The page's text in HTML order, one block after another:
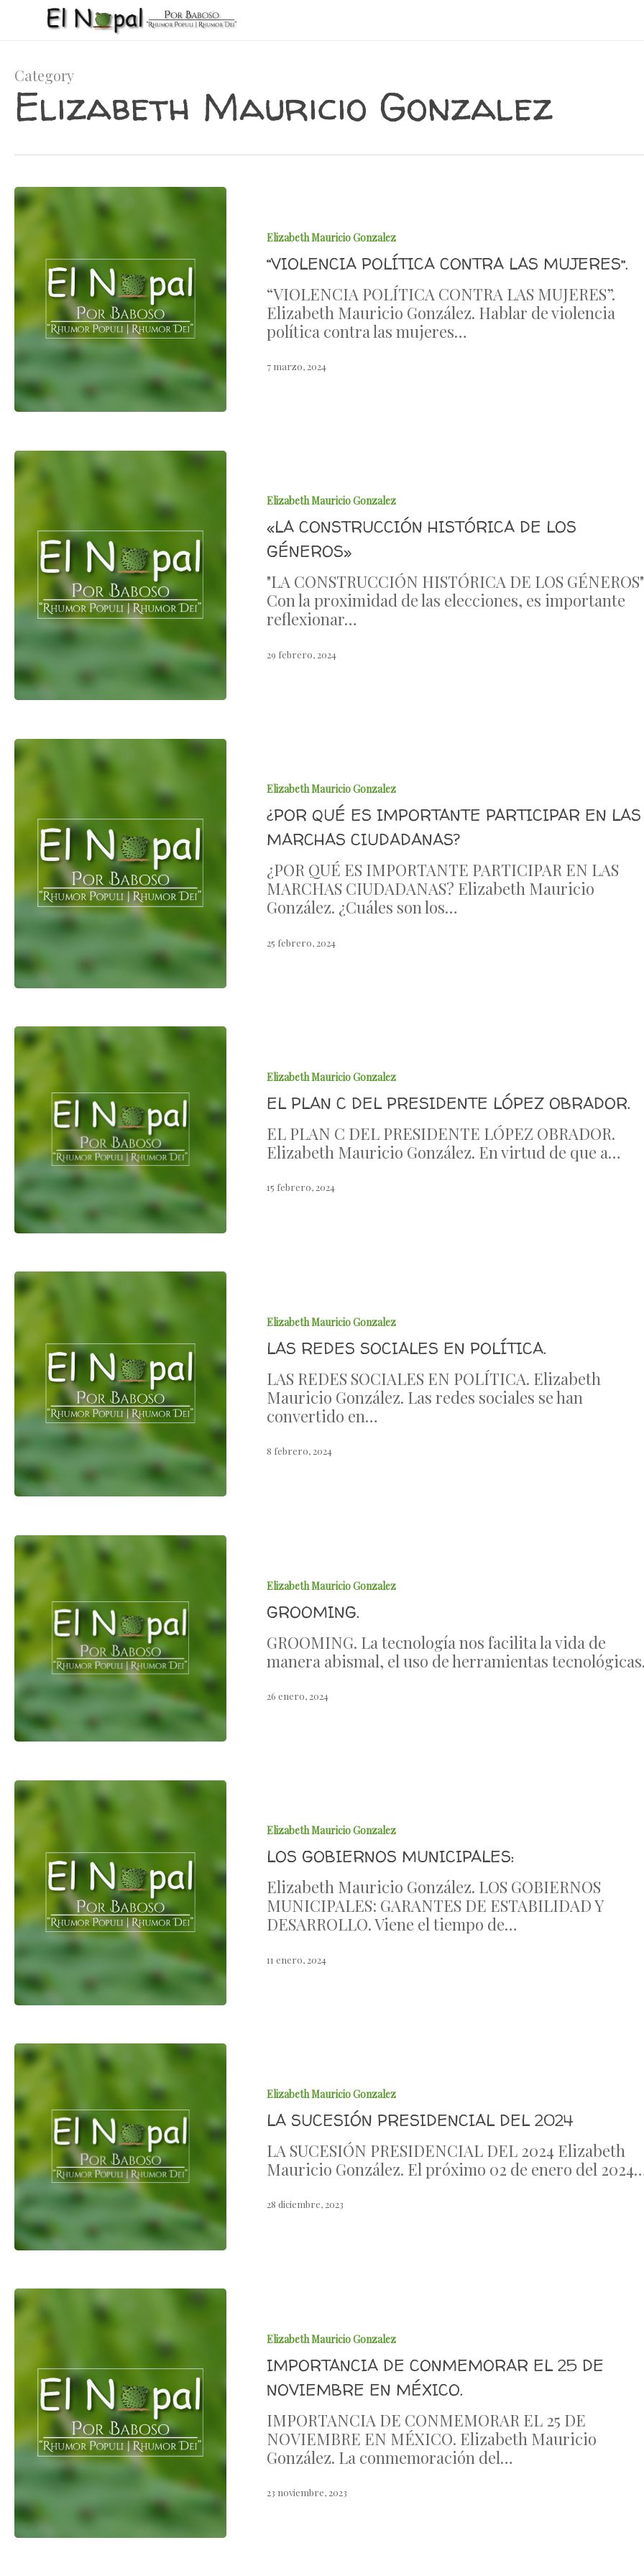
content
Category
Elizabeth Mauricio Gonzalez
Elizabeth Mauricio Gonzalez
“VIOLENCIA POLÍTICA CONTRA LAS MUJERES”.
“VIOLENCIA POLÍTICA CONTRA LAS MUJERES”.
Elizabeth Mauricio González. Hablar de violencia
política contra las mujeres…
7 marzo, 2024
Elizabeth Mauricio Gonzalez
«LA CONSTRUCCIÓN HISTÓRICA DE LOS
GÉNEROS»
"LA CONSTRUCCIÓN HISTÓRICA DE LOS GÉNEROS"
Con la proximidad de las elecciones, es importante
reflexionar…
29 febrero, 2024
Elizabeth Mauricio Gonzalez
¿POR QUÉ ES IMPORTANTE PARTICIPAR EN LAS
MARCHAS CIUDADANAS?
¿POR QUÉ ES IMPORTANTE PARTICIPAR EN LAS
MARCHAS CIUDADANAS? Elizabeth Mauricio
González. ¿Cuáles son los…
25 febrero, 2024
Elizabeth Mauricio Gonzalez
EL PLAN C DEL PRESIDENTE LÓPEZ OBRADOR.
EL PLAN C DEL PRESIDENTE LÓPEZ OBRADOR.
Elizabeth Mauricio González. En virtud de que a…
15 febrero, 2024
Elizabeth Mauricio Gonzalez
LAS REDES SOCIALES EN POLÍTICA.
LAS REDES SOCIALES EN POLÍTICA. Elizabeth
Mauricio González. Las redes sociales se han
convertido en…
8 febrero, 2024
Elizabeth Mauricio Gonzalez
GROOMING.
GROOMING. La tecnología nos facilita la vida de
manera abismal, el uso de herramientas
26 enero, 2024
Elizabeth Mauricio Gonzalez
LOS GOBIERNOS MUNICIPALES:
Elizabeth Mauricio González. LOS GOBIERNOS
MUNICIPALES: GARANTES DE ESTABILIDAD Y
DESARROLLO. Viene el tiempo de…
11 enero, 2024
Elizabeth Mauricio Gonzalez
LA SUCESIÓN PRESIDENCIAL DEL 2024
LA SUCESIÓN PRESIDENCIAL DEL 2024 Elizabeth
Mauricio González. El próximo 02 de enero del
28 diciembre, 2023
Elizabeth Mauricio Gonzalez
IMPORTANCIA DE CONMEMORAR EL 25 DE
NOVIEMBRE EN MÉXICO.
IMPORTANCIA DE CONMEMORAR EL 25 DE
NOVIEMBRE EN MÉXICO. Elizabeth Mauricio
González. La conmemoración del…
23 noviembre, 2023